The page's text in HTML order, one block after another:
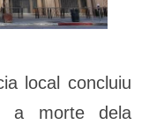
local concluiu
a morte dela